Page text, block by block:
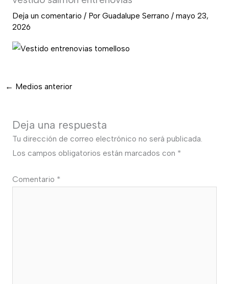
Deja un comentario / Por Guadalupe Serrano / mayo 23,
2026
← Medios anterior
Deja una respuesta
Tu dirección de correo electrónico no será publicada.
Los campos obligatorios están marcados con *
Comentario *